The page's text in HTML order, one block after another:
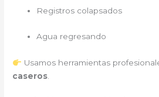
Registros colapsados
Agua regresando
Usamos herramientas
caseros.